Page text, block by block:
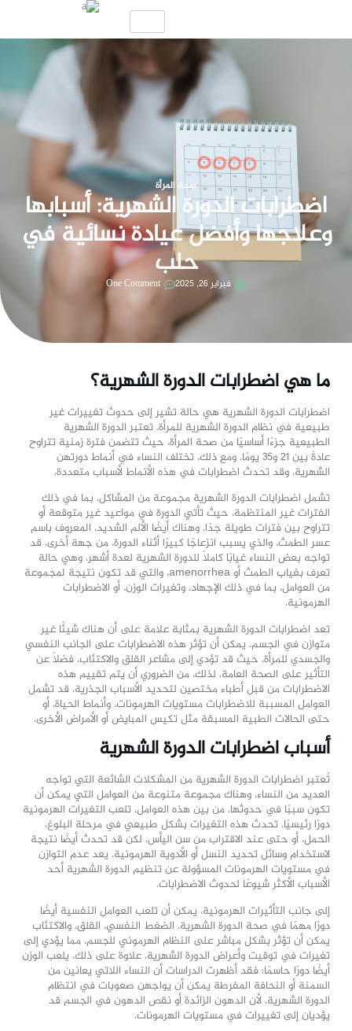
صحة المرأة
اضطرابات الدورة الشهرية: أسبابها
وعلاجها وأفضل عيادة نسائية في
حلب
فبراير 26, 2025 One Comment
ما هي اضطرابات الدورة الشهرية؟
اضطرابات الدورة الشهرية هي حالة تشير إلى حدوث تغييرات غير
طبيعية في نظام الدورة الشهرية للمرأة. تعتبر الدورة الشهرية
الطبيعية جزءًا أساسيًا من صحة المرأة، حيث تتضمن فترة زمنية تتراوح
عادةً بين 21 و35 يومًا. ومع ذلك، تختلف النساء في أنماط دورتهن
الشهرية، وقد تحدث اضطرابات في هذه الأنماط لأسباب متعددة.
تشمل اضطرابات الدورة الشهرية مجموعة من المشاكل، بما في ذلك
الفترات غير المنتظمة، حيث تأتي الدورة في مواعيد غير متوقعة أو
تتراوح بين فترات طويلة جدًا. وهناك أيضًا الألم الشديد، المعروف باسم
عسر الطمث، والذي يسبب انزعاجًا كبيرًا أثناء الدورة. من جهة أخرى، قد
تواجه بعض النساء غيابًا كاملاً للدورة الشهرية لعدة أشهر، وهي حالة
تعرف بغياب الطمث أو amenorrhea، والتي قد تكون نتيجة لمجموعة
من العوامل، بما في ذلك الإجهاد، وتغيرات الوزن، أو الاضطرابات
الهرمونية.
تعد اضطرابات الدورة الشهرية بمثابة علامة على أن هناك شيئًا غير
متوازن في الجسم. يمكن أن تؤثر هذه الاضطرابات على الجانب النفسي
والجسدي للمرأة، حيث قد تؤدي إلى مشاعر القلق والاكتئاب، فضلاً عن
التأثير على الصحة العامة. لذلك، من الضروري أن يتم تقييم هذه
الاضطرابات من قبل أطباء مختصين لتحديد الأسباب الجذرية. قد تشمل
العوامل المسببة للاضطرابات مستويات الهرمونات، وأنماط الحياة، أو
حتى الحالات الطبية المسبقة مثل تكيس المبايض أو الأمراض الأخرى.
أسباب اضطرابات الدورة الشهرية
تُعتبر اضطرابات الدورة الشهرية من المشكلات الشائعة التي تواجه
العديد من النساء، وهناك مجموعة متنوعة من العوامل التي يمكن أن
تكون سببًا في حدوثها. من بين هذه العوامل، تلعب التغيرات الهرمونية
دورًا رئيسيًا. تحدث هذه التغيرات بشكل طبيعي في مرحلة البلوغ،
الحمل، أو حتى عند الاقتراب من سن اليأس، لكن قد تحدث أيضًا نتيجة
لاستخدام وسائل تحديد النسل أو الأدوية الهرمونية. يعد عدم التوازن
في مستويات الهرمونات المسؤولة عن تنظيم الدورة الشهرية أحد
الأسباب الأكثر شيوعًا لحدوث الاضطرابات.
إلى جانب التأثيرات الهرمونية، يمكن أن تلعب العوامل النفسية أيضًا
دورًا مهمًا في صحة الدورة الشهرية. الضغط النفسي، القلق، والاكتئاب
يمكن أن تؤثر بشكل مباشر على النظام الهرموني للجسم، مما يؤدي إلى
تغيرات في توقيت وأعراض الدورة الشهرية. علاوة على ذلك، يلعب الوزن
أيضًا دورًا حاسمًا؛ فقد أظهرت الدراسات أن النساء اللاتي يعانين من
السمنة أو النحافة المفرطة يمكن أن يواجهن صعوبات في انتظام
الدورة الشهرية. لأن الدهون الزائدة أو نقص الدهون في الجسم قد
يؤديان إلى تغييرات في مستويات الهرمونات.